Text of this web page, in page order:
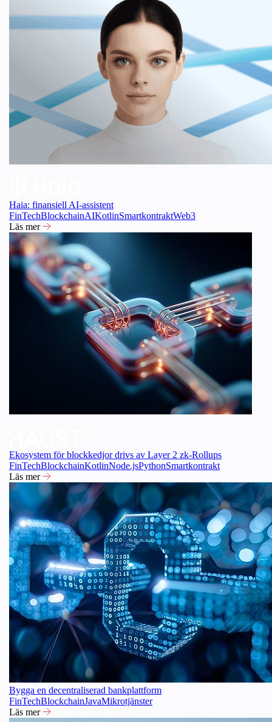
Haia: finansiell AI-assistent
FinTechBlockchainAIKotlinSmartkontraktWeb3
Läs mer
Ekosystem för blockkedjor drivs av Layer 2 zk-Rollups
FinTechBlockchainKotlinNode.jsPythonSmartkontrakt
Läs mer
Bygga en decentraliserad bankplattform
FinTechBlockchainJavaMikrotjänster
Läs mer